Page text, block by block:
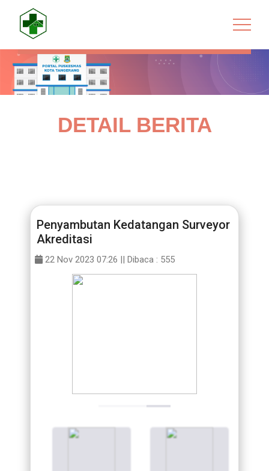
DETAIL BERITA
Penyambutan Kedatangan Surveyor
Akreditasi
22 Nov 2023 07:26 || Dibaca : 555